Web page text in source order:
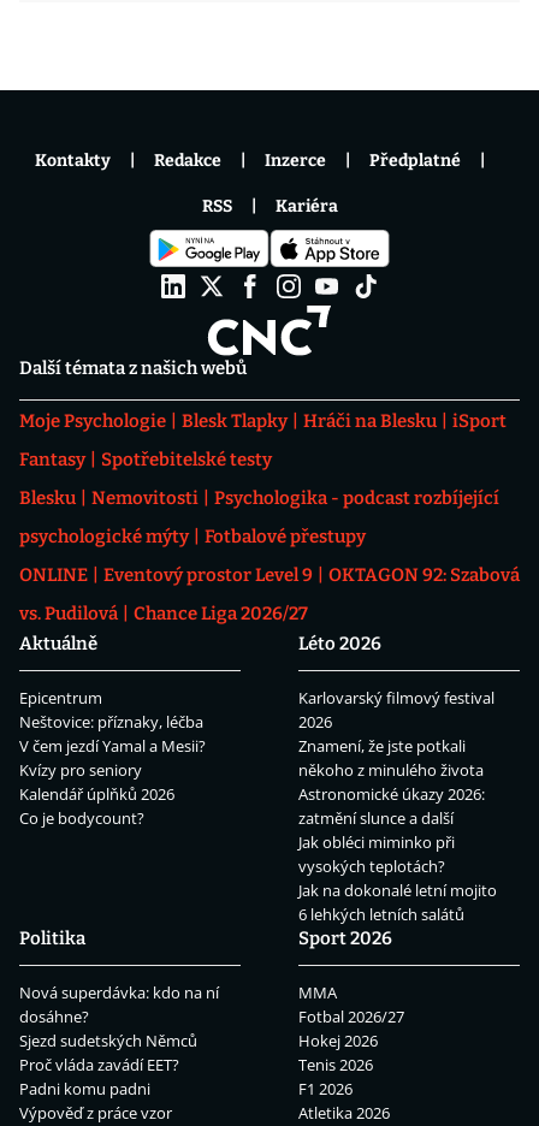
Další témata z našich webů
Moje Psychologie Blesk Tlapky Hráči na Blesku
iSport
Fantasy
Spotřebitelské testy
Blesku
Nemovitosti
Psychologika - podcast rozbíjející
psychologické mýty
Fotbalové přestupy
ONLINE
Eventový prostor Level 9
OKTAGON 92: Szabová
vs. Pudilová
Chance Liga 2026/27
Aktuálně
Epicentrum
Neštovice: příznaky, léčba
V čem jezdí Yamal a Mesii?
Kvízy pro seniory
Kalendář úplňků 2026
Co je bodycount?
Léto 2026
Karlovarský filmový festival
2026
Znamení, že jste potkali
někoho z minulého života
Astronomické úkazy 2026:
zatmění slunce a další
Jak obléci miminko při
vysokých teplotách?
Jak na dokonalé letní mojito
6 lehkých letních salátů
Politika
Nová superdávka: kdo na ní
dosáhne?
Sjezd sudetských Němců
Proč vláda zavádí EET?
Padni komu padni
Výpověď z práce vzor
Sport 2026
MMA
Fotbal 2026/27
Hokej 2026
Tenis 2026
F1 2026
Atletika 2026
Kontakty Redakce Inzerce Předplatné
RSS Kariéra